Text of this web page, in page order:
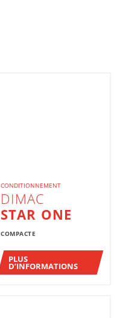
CONDITIONNEMENT
DIMAC
STAR ONE
COMPACTE
PLUS
D’INFORMATIONS